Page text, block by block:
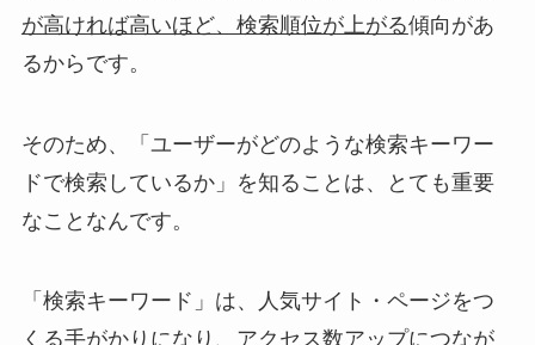
が高ければ高いほど、検索順位が上がる傾向があ
るからです。
そのため、「ユーザーがどのような検索キーワー
ドで検索しているか」を知ることは、とても重要
なことなんです。
「検索キーワード」は、人気サイト・ページをつ
くる手がかり になり、アクセス数アップにつなが